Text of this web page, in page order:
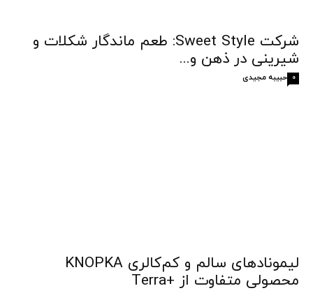
شرکت Sweet Style: طعم ماندگار شکلات و
شیرینی در ذهن و...
حبیبه مجیدی 0
لیمونادهای سالم و کم‌کالری KNOPKA
محصولی متفاوت از +Terra